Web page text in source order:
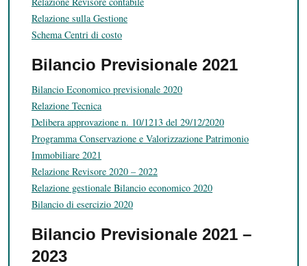
Relazione sulla Gestione
Schema Centri di costo
Bilancio Previsionale 2021
Bilancio Economico previsionale 2020
Relazione Tecnica
Delibera approvazione n. 10/1213 del 29/12/2020
Programma Conservazione e Valorizzazione Patrimonio
Immobiliare 2021
Relazione Revisore 2020 – 2022
Relazione gestionale Bilancio economico 2020
Bilancio di esercizio 2020
Bilancio Previsionale 2021 –
2023